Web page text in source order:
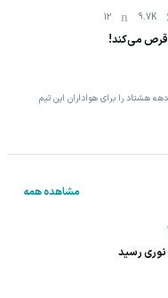
9.7K
12
قرص می‌کند!
هشتاد را برای هواداران این تیم
مشاهده همه
نوری رسید